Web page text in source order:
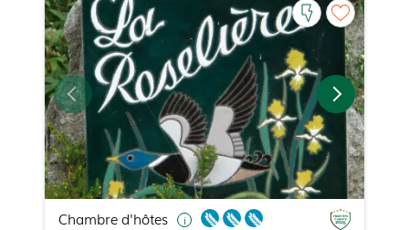
Chambre d'hôtes